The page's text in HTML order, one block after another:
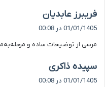
فریبرز عابدیان
ف
:
01/01/1405 در 00:08
مرسی از توضیحات ساده و
سپیده ذاکری
ف
01/01/1405 در 00:08